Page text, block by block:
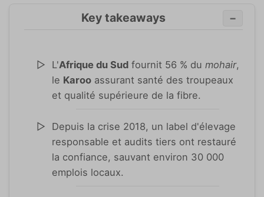
Key takeaways −
L'Afrique du Sud fournit 56 % dumohair,
le Karoo assurant santé des troupeaux
et qualité supérieure de la fibre.
Depuis la crise 2018, un label d'élevage
responsable et audits tiers ont restauré
la confiance, sauvant environ 30 000
emplois locaux.